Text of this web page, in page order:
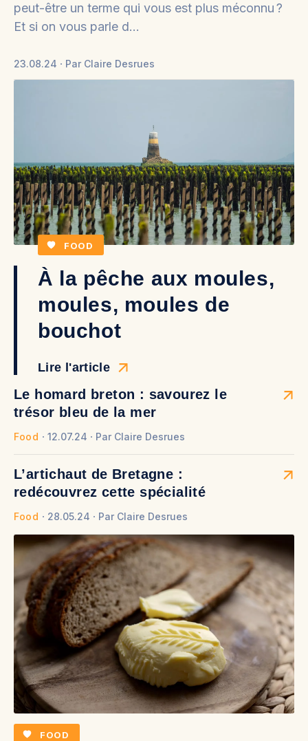
peut-être un terme qui vous est plus méconnu ?
Et si on vous parle d…
23.08.24 Par Claire Desrues
FOOD
À la pêche aux moules,
moules, moules de
bouchot
Lire l'article
Le homard breton : savourez le
trésor bleu de la mer
Food 12.07.24 Par Claire Desrues
L’artichaut de Bretagne :
redécouvrez cette spécialité
Food 28.05.24 Par Claire Desrues
FOOD